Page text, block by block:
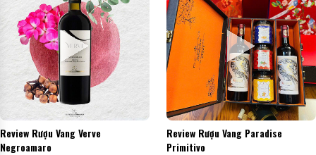
Review Rượu Vang Verve
Negroamaro
Review Rượu Vang Paradise
Primitivo